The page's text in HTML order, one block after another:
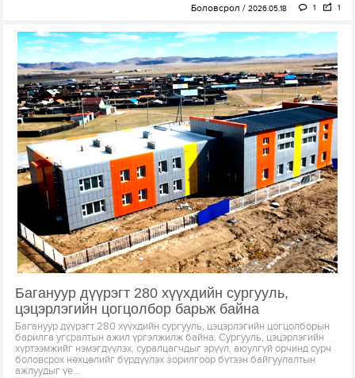
Боловсрол 2026.05.18 1 1
Багануур дүүрэгт 280 хүүхдийн сургууль,
цэцэрлэгийн цогцолбор барьж байна
Багануур дүүрэгт 280 хүүхдийн сургууль, цэцэрлэгийн цогцолборын
барилга угсралтын ажил үргэлжилж байна. Сургууль, цэцэрлэгийн
хүртээмжийг нэмэгдүүлэх, суралцагчдыг эрүүл, аюулгүй орчинд сурч
боловсрох нөхцөлийг бүрдүүлэх зорилгоор бүтээн байгуулалтын
ажлуудыг үе...